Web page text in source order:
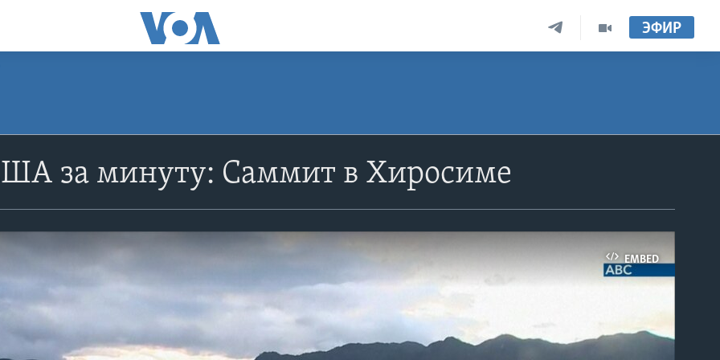
ЭФИР
за минуту: Саммит в Хиросиме
EMBED